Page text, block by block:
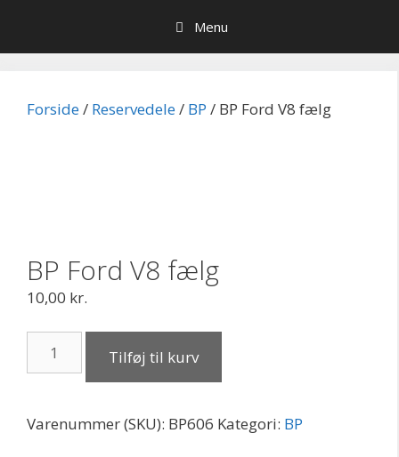
indhold
Menu
Forside/ Reservedele/ BP / BP Ford V8 fælg
BP Ford V8 fælg
10,00 kr.
Ford
antal
Tilføj til kurv
Varenummer (SKU): BP606 Kategori: BP